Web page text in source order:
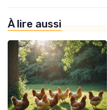
À lire aussi